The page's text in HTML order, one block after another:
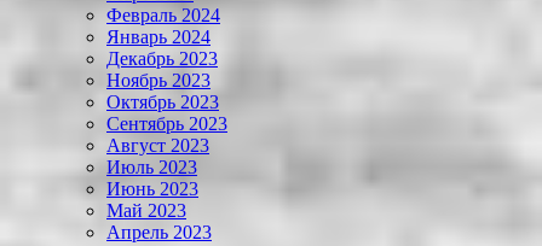
Февраль 2024
Январь 2024
Декабрь 2023
Ноябрь 2023
Октябрь 2023
Сентябрь 2023
Август 2023
Июль 2023
Июнь 2023
Май 2023
Апрель 2023